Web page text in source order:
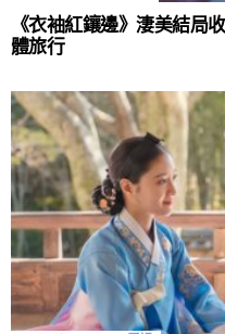
《衣袖紅鑲邊》淒美結局
體旅行